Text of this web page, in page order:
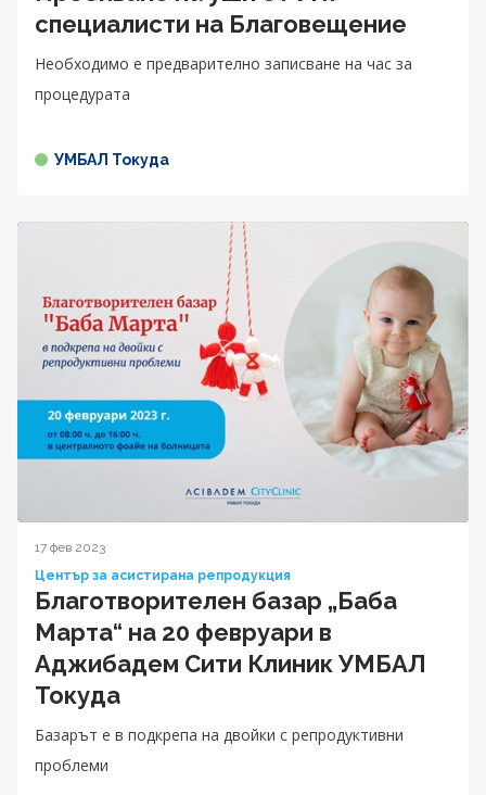
специалисти на Благовещение
Необходимо е предварително записване на час за
процедурата
УМБАЛ Токуда
17 фев 2023
Център за асистирана репродукция
Благотворителен базар „Баба
Марта“ на 20 февруари в
Аджибадем Сити Клиник УМБАЛ
Токуда
Базарът е в подкрепа на двойки с репродуктивни
проблеми